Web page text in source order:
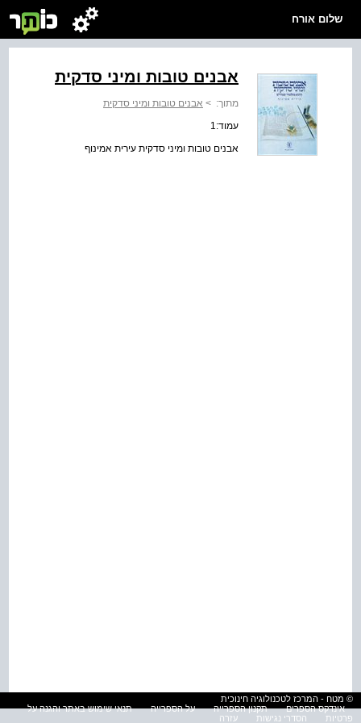
שלום אורח
אבנים טובות ומיני סדקית
מתוך: > אבנים טובות ומיני סדקית
עמוד:1
אבנים טובות ומיני סדקית עירית אמינוף
© מטח - המרכז לטכנולוגיה חינוכית
אינדקס הספרים
תקנון הספרייה על הספרייה
תנאי שימוש באתר והגנה על
פרטיות
הסדרי נגישות עזרה